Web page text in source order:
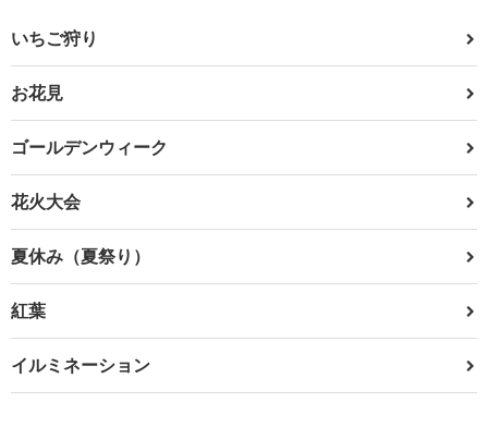
いちご狩り
お花見
ゴールデンウィーク
花火大会
夏休み（夏祭り）
紅葉
イルミネーション